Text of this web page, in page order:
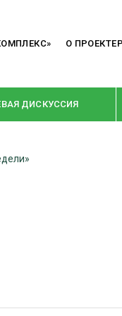
О ПРОЕКТЕ
ДИСКУССИЯ
ПЛАНОМ